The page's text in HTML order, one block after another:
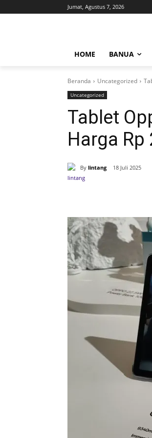
Jumat, Agustus 7, 2026
HOME BANUA
Beranda Uncategorized
Uncategorized
Tablet
Harga Rp
By lintang 18 Juli 2025